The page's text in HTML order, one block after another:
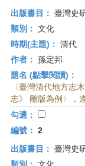
出版書目： 臺灣史
類別： 文化
時期(主題)： 清代
作者： 孫定邦
題名 (點擊閱讀)：
〈臺灣清代地方志
志》 雕版為例〉，
勾選：
編號： 2
出版書目： 臺灣史